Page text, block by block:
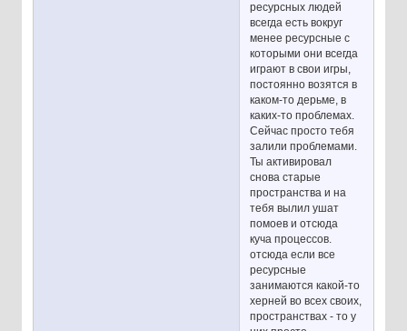
ресурсных людей
всегда есть вокруг
менее ресурсные с
которыми они всегда
играют в свои игры,
постоянно возятся в
каком-то дерьме, в
каких-то проблемах.
Сейчас просто тебя
залили проблемами.
Ты активировал
снова старые
пространства и на
тебя вылил ушат
помоев и отсюда
куча процессов.
отсюда если все
ресурсные
занимаются какой-то
херней во всех своих,
пространствах - то у